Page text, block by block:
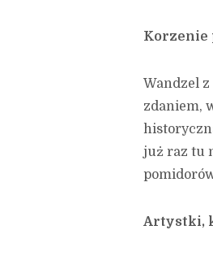
Korzenie
Wandzel
zdaniem,
już raz tu
Artystki,